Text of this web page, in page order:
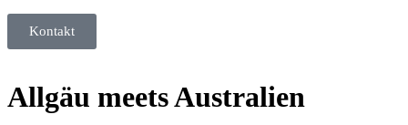
Kontakt
Allgäu meets Australien